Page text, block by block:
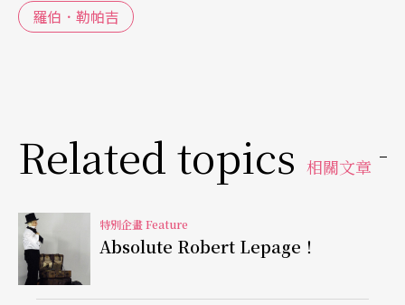
創作。像《無能無不能》中，有一場戲是女演員蘇
通常都是在持續發展。
版劇本。即使如此，電影版的《測謊器》的劇情，
還是跟之前所有版本有所差異。與其說勒帕吉三心
兩意，還不如說他知道劇場有它自己的生命，會隨
羅伯．勒帕吉
Related topics 相關文章
特別企畫 Feature
Absolute Robert Lepage！